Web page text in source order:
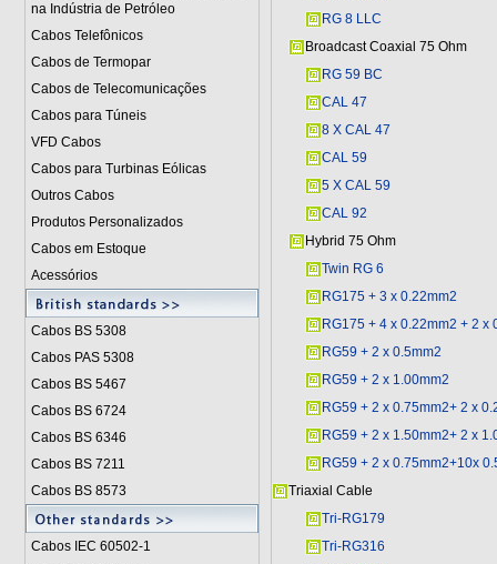
na Indústria de Petróleo
Cabos Telefônicos
Cabos de Termopar
Cabos de Telecomunicações
Cabos para Túneis
VFD Cabos
Cabos para Turbinas Eólicas
Outros Cabos
Produtos Personalizados
Cabos em Estoque
Acessórios
Cabos BS 5308
Cabos PAS 5308
Cabos BS 5467
Cabos BS 6724
Cabos BS 6346
Cabos BS 7211
Cabos BS 8573
Cabos IEC 60502-1
RG 8 LLC
Broadcast Coaxial 75 Ohm
RG 59 BC
CAL 47
8 X CAL 47
CAL 59
5 X CAL 59
CAL 92
Hybrid 75 Ohm
Twin RG 6
RG175 + 3 x 0.22mm2
RG175 + 4 x 0.22mm2 + 2 x
RG59 + 2 x 0.5mm2
RG59 + 2 x 1.00mm2
RG59 + 2 x 0.75mm2+ 2 x
RG59 + 2 x 1.50mm2+ 2 x
RG59 + 2 x 0.75mm2+10x
Triaxial Cable
Tri-RG179
Tri-RG316